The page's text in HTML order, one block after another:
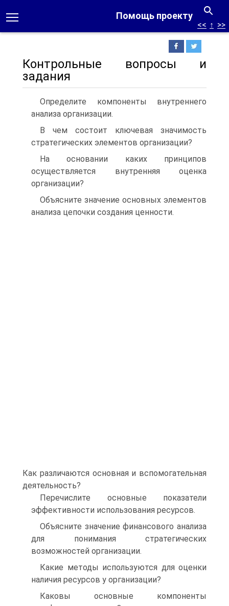
Помощь проекту
<< ↑ >>
Контрольные вопросы и
задания
Определите компоненты внутреннего
анализа организации.
В чем состоит ключевая значимость
стратегических элементов организации?
На основании каких принципов
осуществляется внутренняя оценка
организации?
Объясните значение основных элементов
анализа цепочки создания ценности.
Как различаются основная и вспомогательная
деятельность?
Перечислите основные показатели
эффективности использования ресурсов.
Объясните значение финансового анализа
для понимания стратегических
возможностей организации.
Какие методы используются для оценки
наличия ресурсов у организации?
Каковы основные компоненты